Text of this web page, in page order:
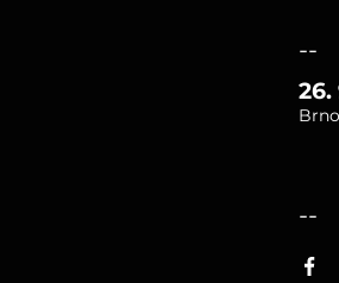
--
26.
--